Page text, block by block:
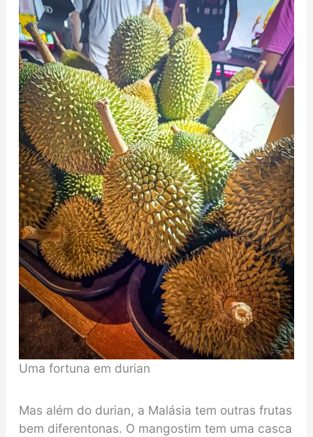
Uma fortuna em durian
Mas além do durian, a Malásia tem outras frutas
bem diferentonas. O mangostim tem uma casca